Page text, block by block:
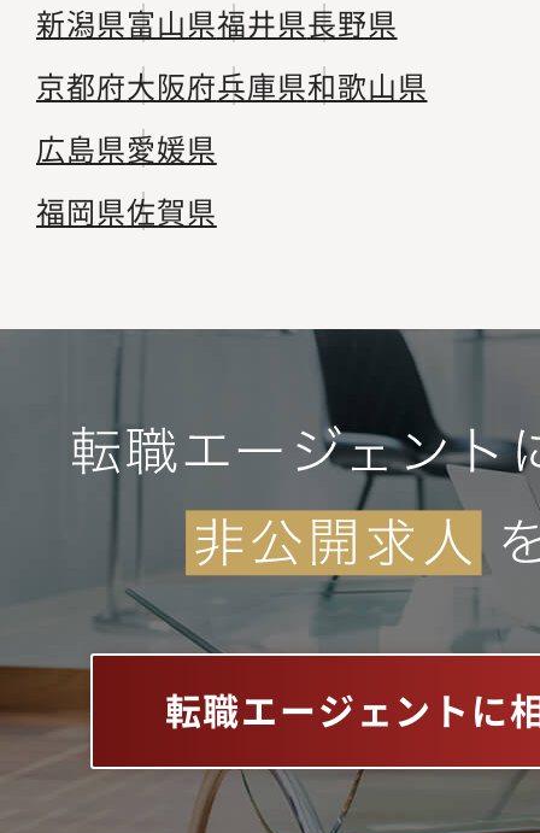
新潟県富山県福井県長野県
京都府大阪府兵庫県和歌山県
広島県愛媛県
福岡県佐賀県
転職エージェントに